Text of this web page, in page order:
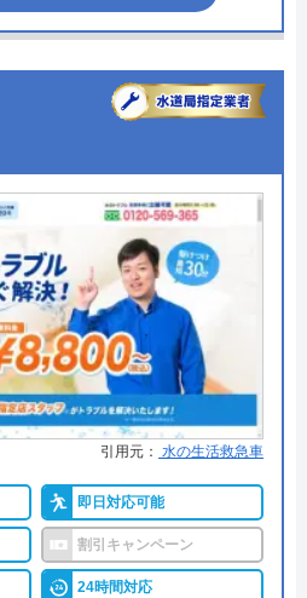
話で相談する
221-611
の基本情報
ハウスラボ
11月設立
0033
文京区本郷5-1-11
休
くの病院メンテナンスに関わ
がおすすめの理由
基本料金1,370円から水道修
指定業者です。年中無休で受
分で駆けつけてくれます。
携わっており、専門知識や技
す。
おり、金額に納得してから
早朝・深夜の料金割増はな
無料なので、急なトラブル
です。また、見積もり時に
引用元： 水の生活救急車
即日対応可能
割引キャンペーン
24時間対応